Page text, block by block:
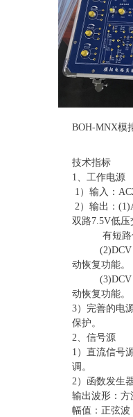
BOH-MNX模
技术指标
1、工作电源
1）输入：
2）输出：
双路7.5V低压
有短路保
(2)DCV
动恢复功能。
(3)DCV
动恢复功能。
3）完善的电
保护。
2、信号源
1）直流信号
调。
2）函数发生
输出波形：方
幅值：正弦